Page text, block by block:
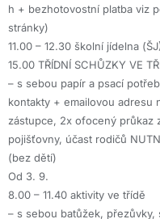
h + bezhotovostní platba viz
stránky)
11.00 – 12.30 školní jídelna
15.00 TŘÍDNÍ SCHŮZKY VE
– s sebou papír a psací
kontakty + emailovou adresu
zástupce, 2x ofocený průkaz
pojišťovny, účast rodičů
(bez dětí)
Od 3. 9.
8.00 – 11.40 aktivity ve třídě
– s sebou batůžek, přezůvky,